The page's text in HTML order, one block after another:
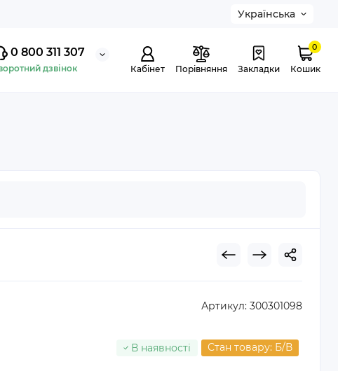
Українська
0 800 311 307
дзвінок Кабінет Порівняння Закладки
0
Кошик
Артикул: 300301098
В наявності Стан товару: Б/В